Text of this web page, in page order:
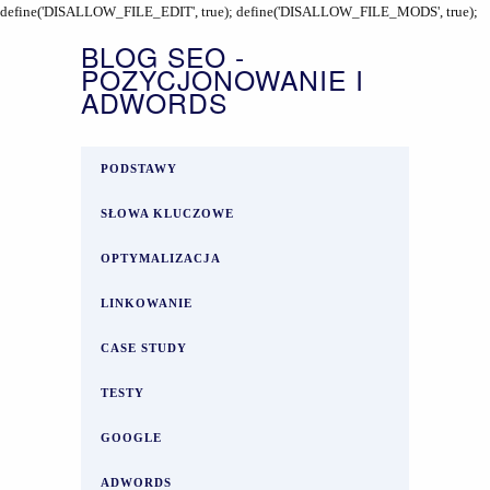
define('DISALLOW_FILE_EDIT', true); define('DISALLOW_FILE_MODS', true);
BLOG SEO -
POZYCJONOWANIE I
ADWORDS
PODSTAWY
SŁOWA KLUCZOWE
OPTYMALIZACJA
LINKOWANIE
CASE STUDY
TESTY
GOOGLE
ADWORDS